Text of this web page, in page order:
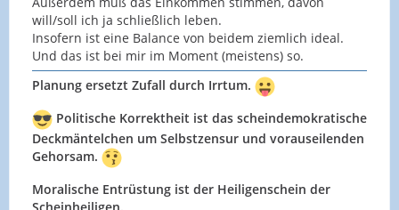
will/soll ich ja schließlich leben.
Insofern ist eine Balance von beidem ziemlich ideal.
Und das ist bei mir im Moment (meistens) so.
Planung ersetzt Zufall durch Irrtum.
Politische Korrektheit ist das scheindemokratische
Deckmäntelchen um Selbstzensur und vorauseilenden
Gehorsam.
Moralische Entrüstung ist der Heiligenschein der
Scheinheiligen.